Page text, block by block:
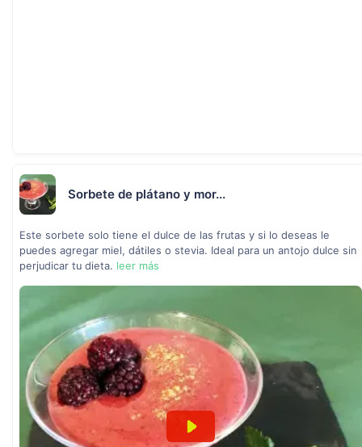
Sorbete de plátano y mor...
Este sorbete solo tiene el dulce de las frutas y si lo deseas le
puedes agregar miel, dátiles o stevia. Ideal para un antojo dulce sin
perjudicar tu dieta. leer más